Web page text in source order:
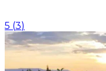
5 (3)